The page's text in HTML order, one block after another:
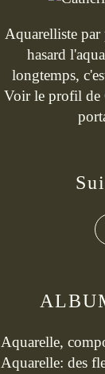
Aquarelle,
Aquarelle: des
Aquarelliste
hasard
longtemps,
Voir le profil de